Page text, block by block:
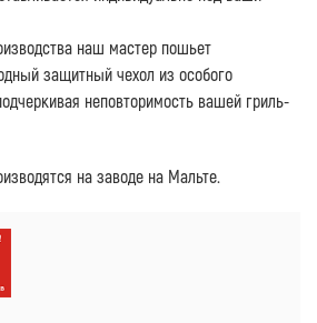
наш мастер пошьет
защитный чехол из особого
неповторимость вашей гриль-
на заводе на Мальте.